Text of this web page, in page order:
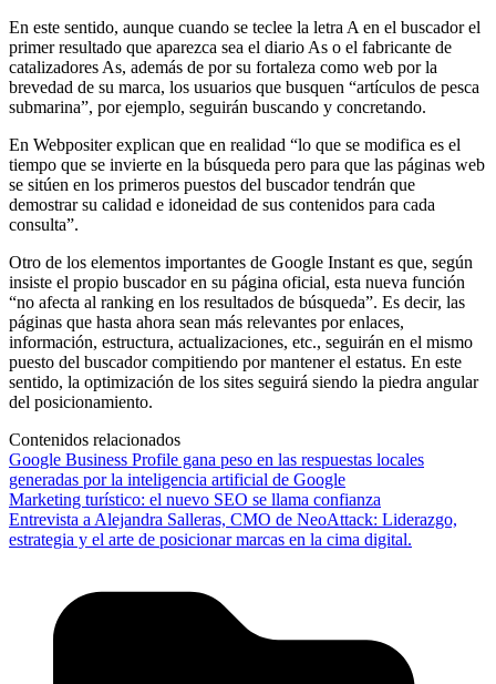
En este sentido, aunque cuando se teclee la letra A en el buscador el
primer resultado que aparezca sea el diario As o el fabricante de
catalizadores As, además de por su fortaleza como web por la
brevedad de su marca, los usuarios que busquen “artículos de pesca
submarina”, por ejemplo, seguirán buscando y concretando.
En Webpositer explican que en realidad “lo que se modifica es el
tiempo que se invierte en la búsqueda pero para que las páginas web
se sitúen en los primeros puestos del buscador tendrán que
demostrar su calidad e idoneidad de sus contenidos para cada
consulta”.
Otro de los elementos importantes de Google Instant es que, según
insiste el propio buscador en su página oficial, esta nueva función
“no afecta al ranking en los resultados de búsqueda”. Es decir, las
páginas que hasta ahora sean más relevantes por enlaces,
información, estructura, actualizaciones, etc., seguirán en el mismo
puesto del buscador compitiendo por mantener el estatus. En este
sentido, la optimización de los sites seguirá siendo la piedra angular
del posicionamiento.
Contenidos relacionados
Google Business Profile gana peso en las respuestas locales
generadas por la inteligencia artificial de Google
Marketing turístico: el nuevo SEO se llama confianza
Entrevista a Alejandra Salleras, CMO de NeoAttack: Liderazgo,
estrategia y el arte de posicionar marcas en la cima digital.